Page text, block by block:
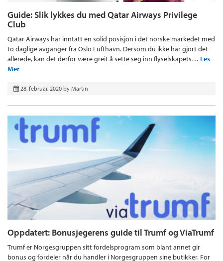
Guide: Slik lykkes du med Qatar Airways Privilege
Club
Qatar Airways har inntatt en solid posisjon i det norske markedet med
to daglige avganger fra Oslo Lufthavn. Dersom du ikke har gjort det
allerede, kan det derfor være greit å sette seg inn flyselskapets… Les
Mer
28. februar, 2020 by Martin
Oppdatert: Bonusjegerens guide til Trumf og ViaTrumf
Trumf er Norgesgruppen sitt fordelsprogram som blant annet gir
bonus og fordeler når du handler i Norgesgruppen sine butikker. For